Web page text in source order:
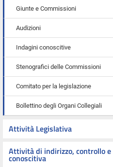
Giunte e Commissioni
Audizioni
Indagini conoscitive
Stenografici delle Commissioni
Comitato per la legislazione
Bollettino degli Organi Collegiali
Attività Legislativa
Attività di indirizzo, controllo e
conoscitiva